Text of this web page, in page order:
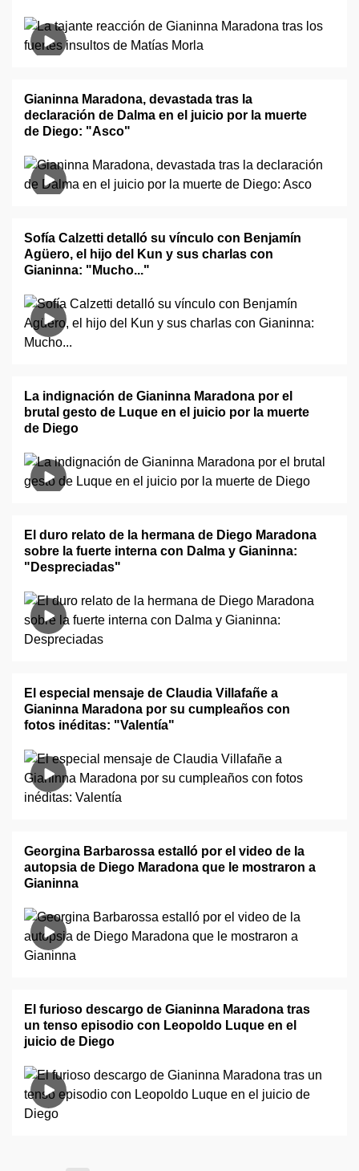
Gianinna Maradona, devastada tras la
declaración de Dalma en el juicio por la muerte
de Diego: "Asco"
Sofía Calzetti detalló su vínculo con Benjamín
Agüero, el hijo del Kun y sus charlas con
Gianinna: "Mucho..."
La indignación de Gianinna Maradona por el
brutal gesto de Luque en el juicio por la muerte
de Diego
El duro relato de la hermana de Diego Maradona
sobre la fuerte interna con Dalma y Gianinna:
"Despreciadas"
El especial mensaje de Claudia Villafañe a
Gianinna Maradona por su cumpleaños con
fotos inéditas: "Valentía"
Georgina Barbarossa estalló por el video de la
autopsia de Diego Maradona que le mostraron a
Gianinna
El furioso descargo de Gianinna Maradona tras
un tenso episodio con Leopoldo Luque en el
juicio de Diego